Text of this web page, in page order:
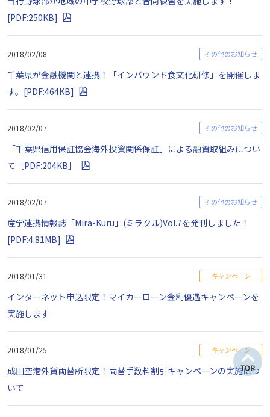
[PDF:250KB]
2018/02/08 その他のお知らせ
千葉県が金融機関と連携！「インバウンド食文化研修」を開催しま
す。[PDF:464KB]
2018/02/07 その他のお知らせ
「千葉県信用保証協会海外投資関係保証」による融資取組みについ
て［PDF:204KB］
2018/02/07 その他のお知らせ
産学連携情報誌「Mira-Kuru」(ミラクル)Vol.7を発刊しました！
[PDF:4.81MB]
2018/01/31 キャンペーン
インターネット申込限定！マイカーローン金利優遇キャンペーンを
実施します
2018/01/25 キャンペーン
成田空港外貨両替所限定！両替手数料割引キャンペーンの実施につ
いて